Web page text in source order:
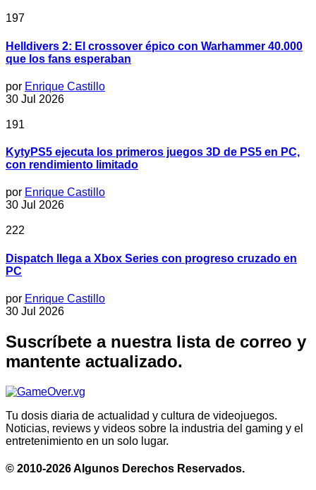
197
Helldivers 2: El crossover épico con Warhammer 40.000
que los fans esperaban
por Enrique Castillo
30 Jul 2026
191
KytyPS5 ejecuta los primeros juegos 3D de PS5 en PC,
con rendimiento limitado
por Enrique Castillo
30 Jul 2026
222
Dispatch llega a Xbox Series con progreso cruzado en
PC
por Enrique Castillo
30 Jul 2026
Suscríbete a nuestra lista de correo y
mantente actualizado.
Tu dosis diaria de actualidad y cultura de videojuegos.
Noticias, reviews y videos sobre la industria del gaming y el
entretenimiento en un solo lugar.
© 2010-2026 Algunos Derechos Reservados.